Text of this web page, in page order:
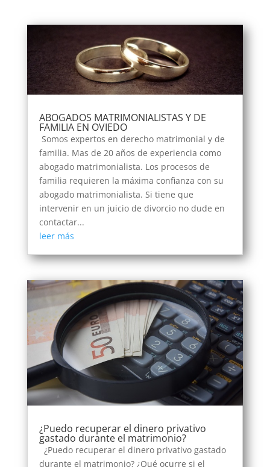
ABOGADOS MATRIMONIALISTAS Y DE
FAMILIA EN OVIEDO
Somos expertos en derecho matrimonial y de
familia. Mas de 20 años de experiencia como
abogado matrimonialista. Los procesos de
familia requieren la máxima confianza con su
abogado matrimonialista. Si tiene que
intervenir en un juicio de divorcio no dude en
contactar...
leer más
¿Puedo recuperar el dinero privativo
gastado durante el matrimonio?
¿Puedo recuperar el dinero privativo gastado
durante el matrimonio? ¿Qué ocurre si el